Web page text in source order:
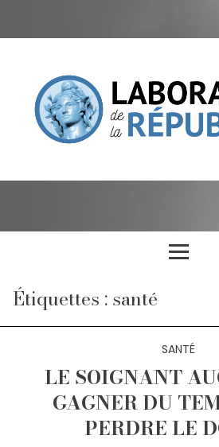
Étiquettes : santé
SANTÉ
LE SOIGNANT
GAGNER DU
PERDRE LE